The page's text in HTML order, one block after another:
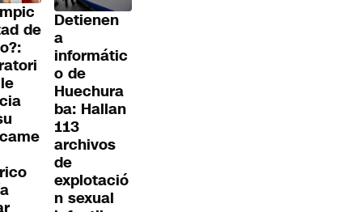
de
Detienen
a
informátic
o de
Huechura
ba: Hallan
113
archivos
de
explotació
n sexual